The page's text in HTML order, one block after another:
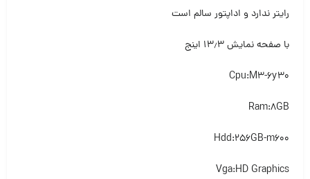
رایتر ندارد و اداپتور سالم است
با صفحه نمایش ۱۳٫۳ اینج
Cpu:M3-6y30
Ram:8GB
Hdd:256GB-m600
Vga:HD Graphics